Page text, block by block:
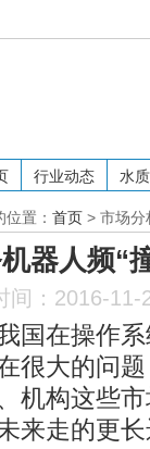
行业动态 水
置： 首页 > 市场分
器人频“
间：2016-11-
国在操作
很大的问
机构这些
来走的更